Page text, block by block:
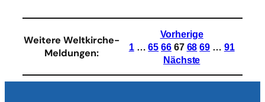
statt
Venezolaner
beginnen
Trumps
Weitere Weltkirche-
Meldungen:
Vorherige
1 … 65 66 67 68 69 … 91
Nächste